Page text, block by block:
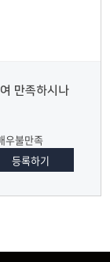
만족하시나
우불만족